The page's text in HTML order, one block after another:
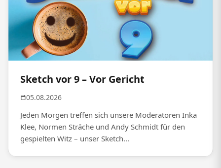
Sketch vor 9 – Vor Gericht
05.08.2026
Jeden Morgen treffen sich unsere Moderatoren Inka
Klee, Normen Sträche und Andy Schmidt für den
gespielten Witz – unser Sketch...